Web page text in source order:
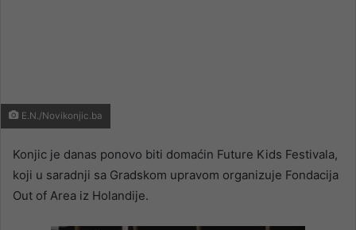
E.N./Novikonjic.ba
Konjic je danas ponovo biti domaćin Future Kids Festivala,
koji u saradnji sa Gradskom upravom organizuje Fondacija
Out of Area iz Holandije.